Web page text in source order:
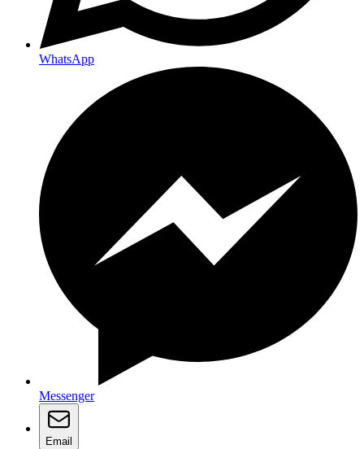
WhatsApp
Messenger
Email